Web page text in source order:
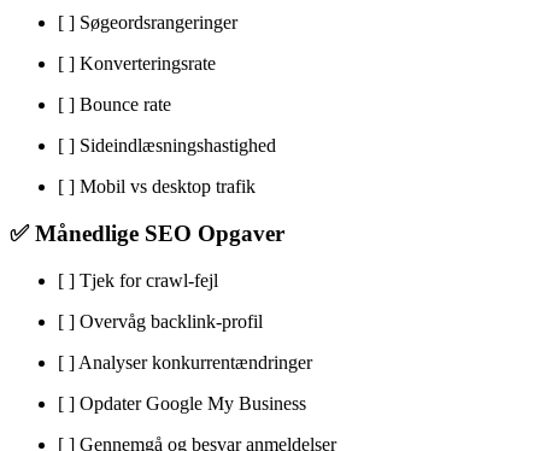
[ ] Søgeordsrangeringer
[ ] Konverteringsrate
[ ] Bounce rate
[ ] Sideindlæsningshastighed
[ ] Mobil vs desktop trafik
✅ Månedlige SEO Opgaver
[ ] Tjek for crawl-fejl
[ ] Overvåg backlink-profil
[ ] Analyser konkurrentændringer
[ ] Opdater Google My Business
[ ] Gennemgå og besvar anmeldelser